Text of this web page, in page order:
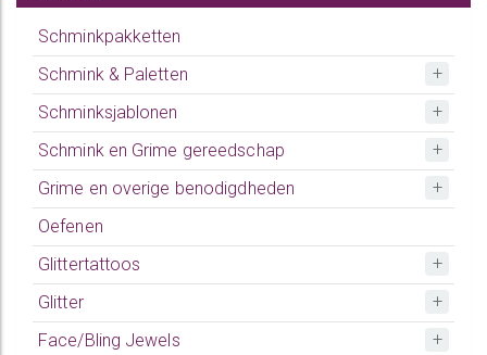
Schminkpakketten
Schmink & Paletten
Schminksjablonen
Schmink en Grime gereedschap
Grime en overige benodigdheden
Oefenen
Glittertattoos
Glitter
Face/Bling Jewels